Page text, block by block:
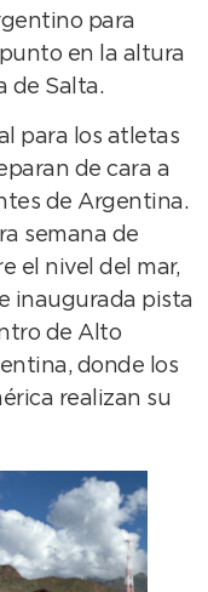
para
en la altura
de Salta.
para los atletas
de cara a
de Argentina.
semana de
el nivel del mar,
inaugurada pista
de Alto
donde los
realizan su